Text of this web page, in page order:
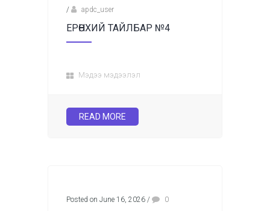
/
apdc_user
ЕРӨНХИЙ ТАЙЛБАР №4
Мэдээ мэдээлэл
READ MORE
Posted on June 16, 2026 /
0